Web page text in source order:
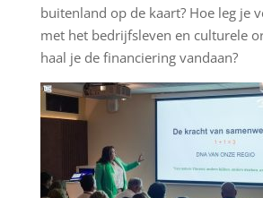
buitenland op de kaart? Hoe leg je
met het bedrijfsleven en culturele
haal je de financiering vandaan?